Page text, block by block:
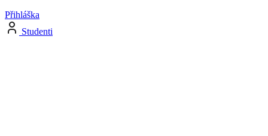
Přihláška
Studenti